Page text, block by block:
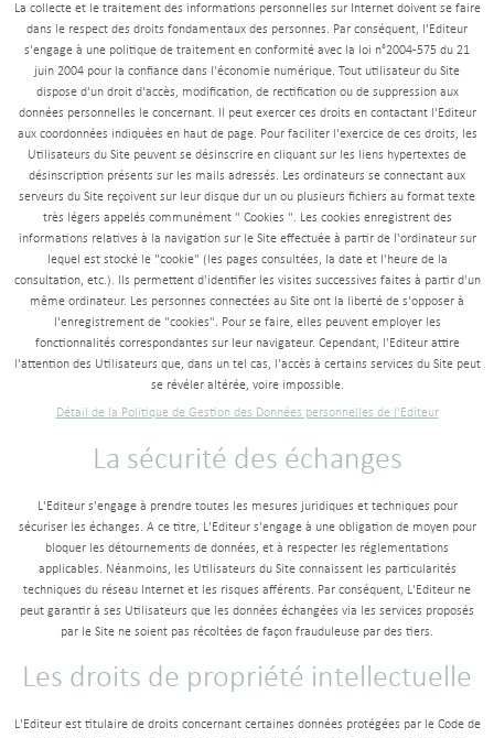
La collecte et le traitement des informations personnelles sur Internet doivent se faire
dans le respect des droits fondamentaux des personnes. Par conséquent, l'Editeur
s'engage à une politique de traitement en conformité avec la loi n°2004-575 du 21
juin 2004 pour la confiance dans l'économie numérique. Tout utilisateur du Site
dispose d'un droit d'accès, modification, de rectification ou de suppression aux
données personnelles le concernant. Il peut exercer ces droits en contactant l'Editeur
aux coordonnées indiquées en haut de page. Pour faciliter l'exercice de ces droits, les
Utilisateurs du Site peuvent se désinscrire en cliquant sur les liens hypertextes de
désinscription présents sur les mails adressés. Les ordinateurs se connectant aux
serveurs du Site reçoivent sur leur disque dur un ou plusieurs fichiers au format texte
très légers appelés communément " Cookies ". Les cookies enregistrent des
informations relatives à la navigation sur le Site effectuée à partir de l'ordinateur sur
lequel est stocké le "cookie" (les pages consultées, la date et l'heure de la
consultation, etc.). Ils permettent d'identifier les visites successives faites à partir d'un
même ordinateur. Les personnes connectées au Site ont la liberté de s'opposer à
l'enregistrement de "cookies". Pour se faire, elles peuvent employer les
fonctionnalités correspondantes sur leur navigateur. Cependant, l'Editeur attire
l'attention des Utilisateurs que, dans un tel cas, l'accès à certains services du Site peut
se révéler altérée, voire impossible.
Détail de la Politique de Gestion des Données personnelles de l'Editeur
La sécurité des échanges
L'Editeur s'engage à prendre toutes les mesures juridiques et techniques pour
sécuriser les échanges. A ce titre, L'Editeur s'engage à une obligation de moyen pour
bloquer les détournements de données, et à respecter les réglementations
applicables. Néanmoins, les Utilisateurs du Site connaissent les particularités
techniques du réseau Internet et les risques afférents. Par conséquent, L'Editeur ne
peut garantir à ses Utilisateurs que les données échangées via les services proposés
par le Site ne soient pas récoltées de façon frauduleuse par des tiers.
Les droits de propriété intellectuelle
L'Editeur est titulaire de droits concernant certaines données protégées par le Code de